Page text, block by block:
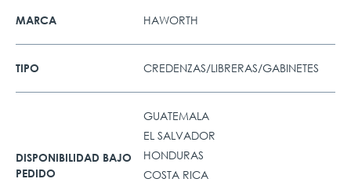
MARCA HAWORTH
TIPO CREDENZAS/LIBRERAS/GABINETES
DISPONIBILIDAD BAJO
PEDIDO
GUATEMALA
EL SALVADOR
HONDURAS
COSTA RICA